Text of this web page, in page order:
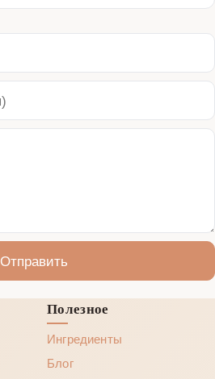
Отправить
Полезное
Ингредиенты
Блог